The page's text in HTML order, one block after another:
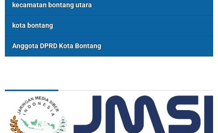
kecamatan bontang utara
kota bontang
Anggota DPRD Kota Bontang